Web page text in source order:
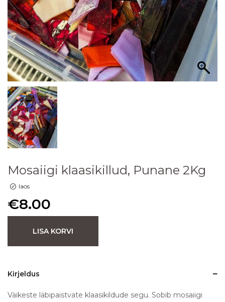
Mosaiigi klaasikillud, Punane 2Kg
laos
€8.00
LISA KORVI
Kirjeldus
Väikeste läbipaistvate klaasikildude segu. Sobib mosaiigi